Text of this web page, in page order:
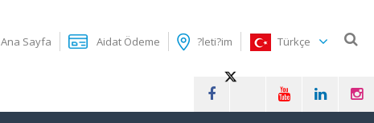
Ana Sayfa Aidat Ödeme ?leti?im Türkçe